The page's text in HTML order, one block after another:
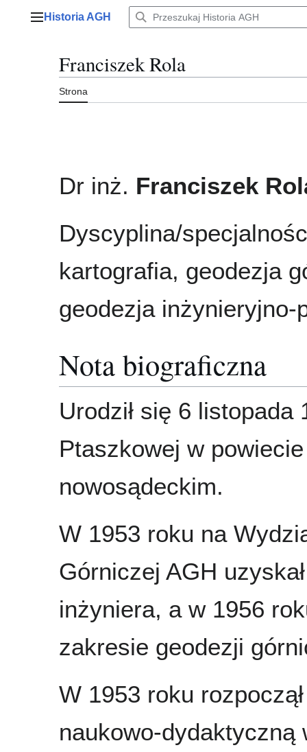
Menu główne
Historia AGH
Franciszek Rola
Strona
Dr inż. Franciszek
Dyscyplina/
kartografia, geodezja
geodezja inżynieryjno-
Nota biograficzna
Urodził się 6 listopada
Ptaszkowej w powiecie
nowosądeckim.
W 1953 roku na
Górniczej AGH uzyskał
inżyniera, a w 1956
zakresie geodezji
W 1953 roku
naukowo-dydaktyczną